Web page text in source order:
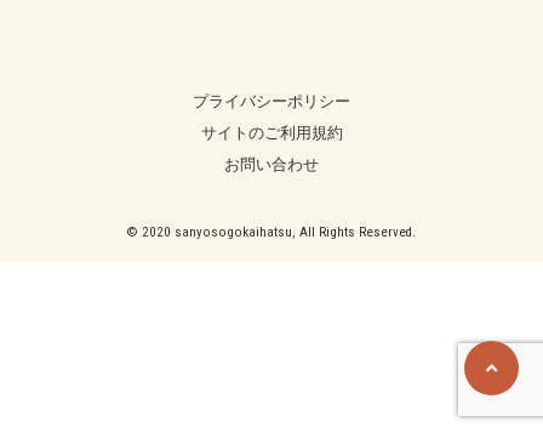
プライバシーポリシー
サイトのご利用規約
お問い合わせ
© 2020 sanyosogokaihatsu, All Rights Reserved.